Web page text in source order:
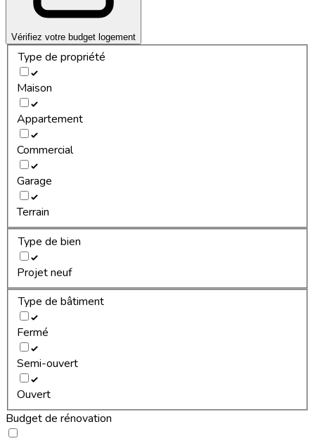
Vérifiez votre budget logement
Type de propriété
Maison
Appartement
Commercial
Garage
Terrain
Type de bien
Projet neuf
Type de bâtiment
Fermé
Semi-ouvert
Ouvert
Budget de rénovation